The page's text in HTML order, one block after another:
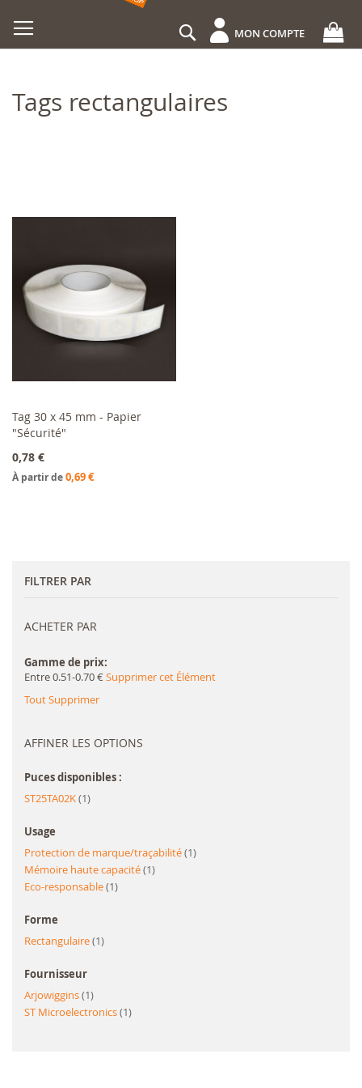
au
contenu
MON COMPTE
Rechercher
Tags rectangulaires
Ajouter au panier
Tag 30 x 45 mm - Papier
"Sécurité"
0,78 €
À partir de0,69 €
FILTRER PAR
ACHETER PAR
Gamme de prix
Entre 0.51-0.70 €Supprimer cet Élément
Tout Supprimer
AFFINER LES OPTIONS
Puces disponibles :
ST25TA02K 1article
Usage
Protection de marque/traçabilité 1article
Mémoire haute capacité 1article
Eco-responsable 1article
Forme
Rectangulaire 1article
Fournisseur
Arjowiggins 1article
ST Microelectronics 1article